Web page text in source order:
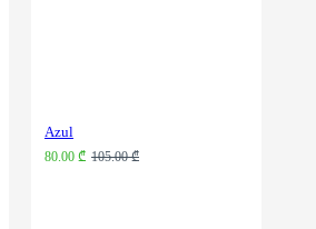
Azul
80.00 ₾ 105.00 ₾